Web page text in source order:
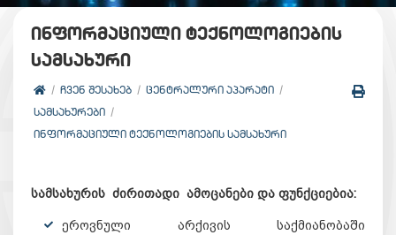
ინფორმაციული ტექნოლოგიების
სამსახური
ᲩᲕᲔᲜ ᲨᲔᲡᲐᲮᲔᲑ
ᲪᲔᲜᲢᲠᲐᲚᲣᲠᲘ ᲐᲞᲐᲠᲐᲢᲘ
ᲡᲐᲛᲡᲐᲮᲣᲠᲔᲑᲘ
ᲘᲜᲤᲝᲠᲛᲐᲪᲘᲣᲚᲘ ᲢᲔᲥᲜᲝᲚᲝᲒᲘᲔᲑᲘᲡ ᲡᲐᲛᲡᲐᲮᲣᲠᲘ
სამსახურის ძირითადი ამოცანები და ფუნქციებია:
ეროვნული არქივის საქმიანობაში